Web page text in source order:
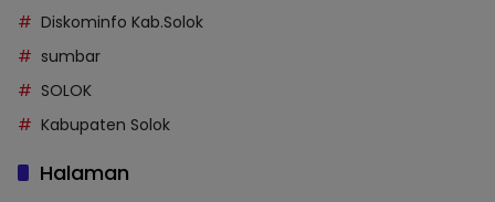
Diskominfo Kab.Solok
sumbar
SOLOK
Kabupaten Solok
Halaman